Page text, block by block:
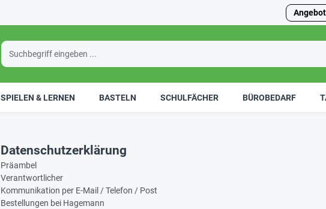
SPIELEN & LERNEN BASTELN SCHULFÄCHER BÜROBEDARF
Datenschutzerklärung
Präambel
Verantwortlicher
Kommunikation per E-Mail / Telefon / Post
Bestellungen bei Hagemann